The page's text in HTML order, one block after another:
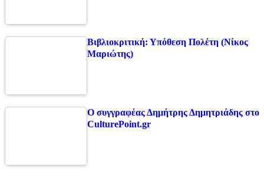
Βιβλιοκριτική: Υπόθεση Πολέτη (Νίκος
Μαριώτης)
Ο συγγραφέας Δημήτρης Δημητριάδης στο
CulturePoint.gr